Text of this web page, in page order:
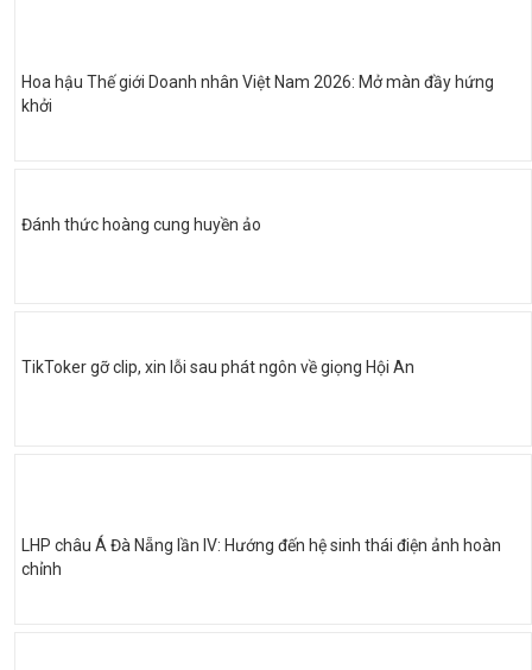
Hoa hậu Thế giới Doanh nhân Việt Nam 2026: Mở màn đầy hứng
khởi
Đánh thức hoàng cung huyền ảo
TikToker gỡ clip, xin lỗi sau phát ngôn về giọng Hội An
LHP châu Á Đà Nẵng lần IV: Hướng đến hệ sinh thái điện ảnh hoàn
chỉnh